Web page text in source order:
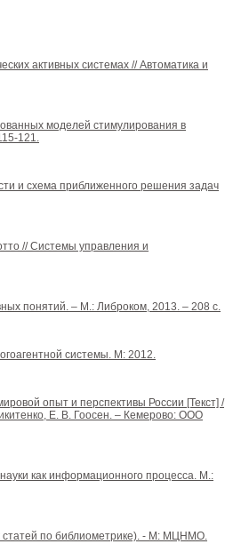
активных системах // Автоматика и
моделей стимулирования в
121.
и схема приближенного решения задач
// Системы управления и
понятий. – М.: Либроком, 2013. – 208 с.
системы. М: 2012.
опыт и перспективы России [Текст] /
Е. В. Гоосен. – Кемерово: ООО
как информационного процесса. М.:
статей по библиометрике). - М: МЦНМО.